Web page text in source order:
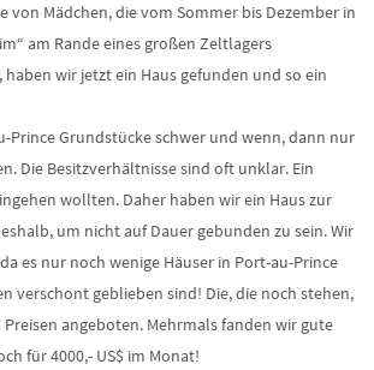
von Mädchen, die vom Sommer bis Dezember in
am Rande eines großen Zeltlagers
wir jetzt ein Haus gefunden und so ein
Prince Grundstücke schwer und wenn, dann nur
Die Besitzverhältnisse sind oft unklar. Ein
wollten. Daher haben wir ein Haus zur
um nicht auf Dauer gebunden zu sein. Wir
es nur noch wenige Häuser in Port-au-Prince
verschont geblieben sind! Die, die noch stehen,
angeboten. Mehrmals fanden wir gute
für 4000,- US$ im Monat!